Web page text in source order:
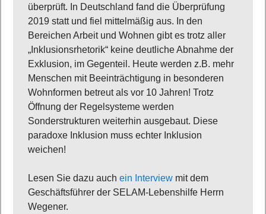
überprüft. In Deutschland fand die Überprüfung
2019 statt und fiel mittelmäßig aus. In den
Bereichen Arbeit und Wohnen gibt es trotz aller
„Inklusionsrhetorik“ keine deutliche Abnahme der
Exklusion, im Gegenteil. Heute werden z.B. mehr
Menschen mit Beeinträchtigung in besonderen
Wohnformen betreut als vor 10 Jahren! Trotz
Öffnung der Regelsysteme werden
Sonderstrukturen weiterhin ausgebaut. Diese
paradoxe Inklusion muss echter Inklusion
weichen!
Lesen Sie dazu auch ein Interview mit dem
Geschäftsführer der SELAM-Lebenshilfe Herrn
Wegener.